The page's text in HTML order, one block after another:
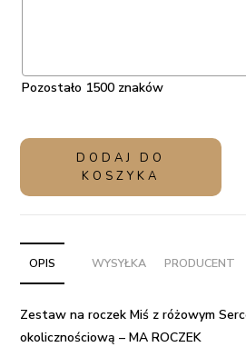
Pozostało 1500 znaków
ilość
na
Miś
różowym
Sercem
DODAJ DO
KOSZYKA
OPIS WYSYŁKA PRODUCENT
Zestaw na roczek Miś z różowym
okolicznościową – MA ROCZEK